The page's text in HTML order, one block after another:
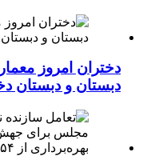
دختران امروز
دبستان و دبستان